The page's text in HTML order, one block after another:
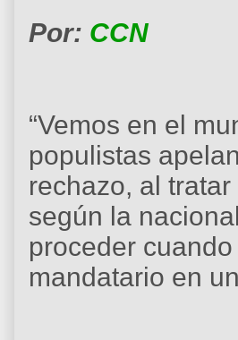
Por: CCN
“Vemos en el
populistas
rechazo, al
según la
proceder
mandatario en